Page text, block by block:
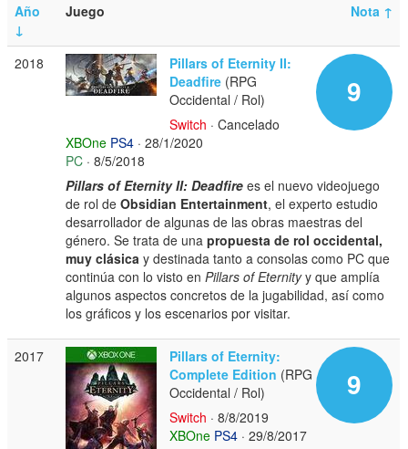
Año
↓
Nota ↑
Juego
2018
9
Pillars of Eternity II:
Deadfire (RPG
Occidental / Rol)
Switch · Cancelado
XBOne PS4 · 28/1/2020
PC · 8/5/2018
Pillars of Eternity II: Deadfire es el nuevo videojuego
de rol deObsidian Entertainment, el experto estudio
desarrollador de algunas de las obras maestras del
género. Se trata de unapropuesta de rol occidental,
muy clásica y destinada tanto a consolas como PC que
continúa con lo visto enPillars of Eternityy que amplía
algunos aspectos concretos de la jugabilidad, así como
los gráficos y los escenarios por visitar.
2017
9
Pillars of Eternity:
Complete Edition (RPG
Occidental / Rol)
Switch · 8/8/2019
XBOne PS4 · 29/8/2017